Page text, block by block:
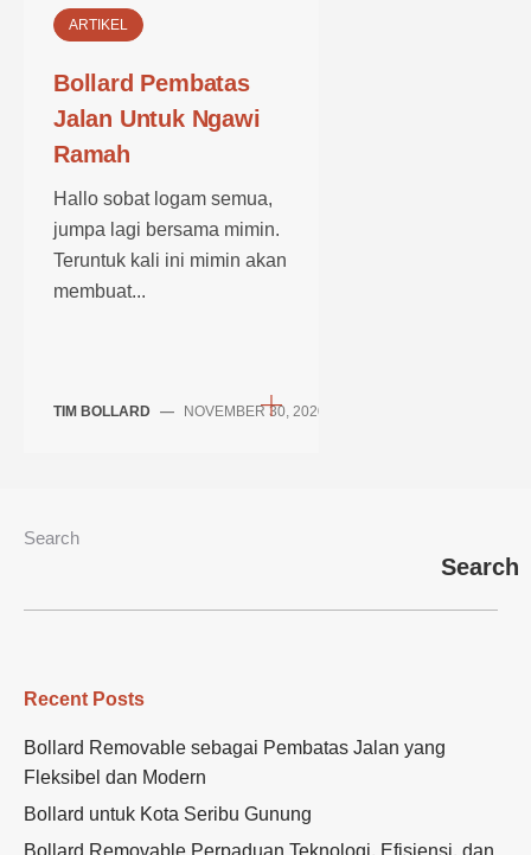
ARTIKEL
Bollard Pembatas
Jalan Untuk Ngawi
Ramah
Hallo sobat logam semua,
jumpa lagi bersama mimin.
Teruntuk kali ini mimin akan
membuat...
TIM BOLLARD — NOVEMBER 30, 2020
Search
Search
Recent Posts
Bollard Removable sebagai Pembatas Jalan yang
Fleksibel dan Modern
Bollard untuk Kota Seribu Gunung
Bollard Removable Perpaduan Teknologi, Efisiensi, dan